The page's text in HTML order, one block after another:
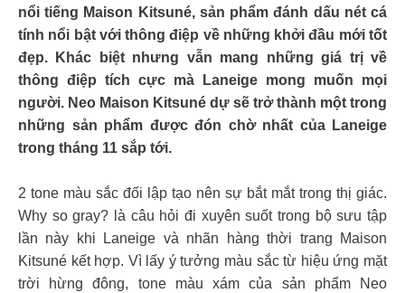
nổi tiếng Maison Kitsuné, sản phẩm đánh dấu nét cá
tính nổi bật với thông điệp về những khởi đầu mới tốt
đẹp. Khác biệt nhưng vẫn mang những giá trị về
thông điệp tích cực mà Laneige mong muốn mọi
người. Neo Maison Kitsuné dự sẽ trở thành một trong
những sản phẩm được đón chờ nhất của Laneige
trong tháng 11 sắp tới.
2 tone màu sắc đối lập tạo nên sự bắt mắt trong thị giác.
Why so gray? là câu hỏi đi xuyên suốt trong bộ sưu tập
lần này khi Laneige và nhãn hàng thời trang Maison
Kitsuné kết hợp. Vì lấy ý tưởng màu sắc từ hiệu ứng mặt
trời hừng đông, tone màu xám của sản phẩm Neo